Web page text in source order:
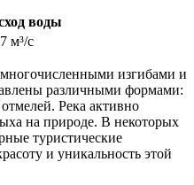
воды
м³/с
изгибами и
различными формами:
Река активно
на природе. В некоторых
туристические
и уникальность этой